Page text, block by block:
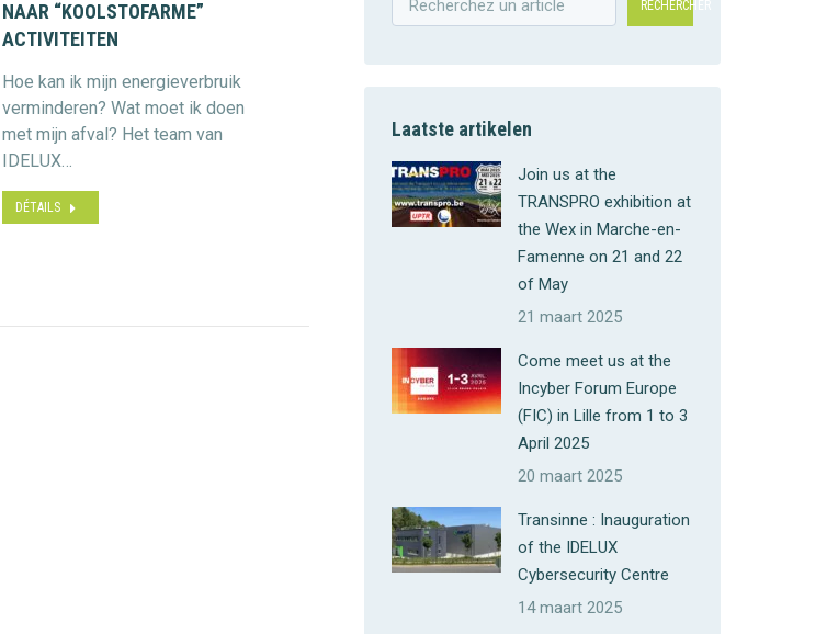
NAAR “KOOLSTOFARME”
ACTIVITEITEN
Hoe kan ik mijn energieverbruik
verminderen? Wat moet ik doen
met mijn afval? Het team van
IDELUX…
DÉTAILS
RECHERCHER
Laatste artikelen
Join us at the
TRANSPRO exhibition at
the Wex in Marche-en-
Famenne on 21 and 22
of May
21 maart 2025
Come meet us at the
Incyber Forum Europe
(FIC) in Lille from 1 to 3
April 2025
20 maart 2025
Transinne : Inauguration
of the IDELUX
Cybersecurity Centre
14 maart 2025